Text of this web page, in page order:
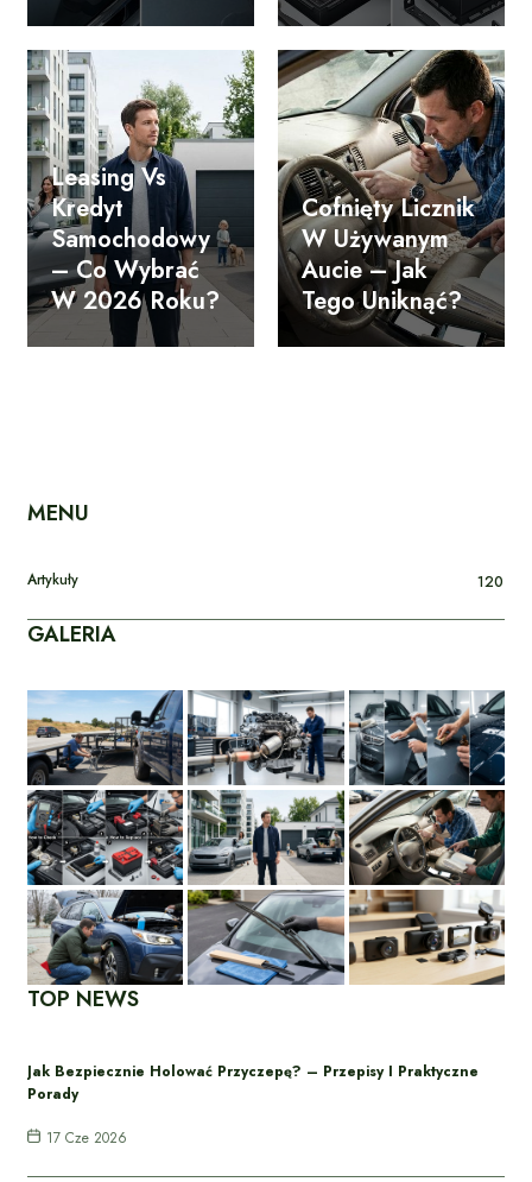
Leasing Vs
Kredyt
Samochodowy
– Co Wybrać
W 2026 Roku?
Cofnięty Licznik
W Używanym
Aucie – Jak
Tego Uniknąć?
MENU
Artykuły 120
GALERIA
TOP NEWS
Jak Bezpiecznie Holować Przyczepę? – Przepisy I Praktyczne
Porady
17 Cze 2026